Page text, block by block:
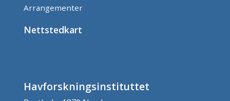
Arrangementer
Nettstedkart
Havforskningsinstituttet